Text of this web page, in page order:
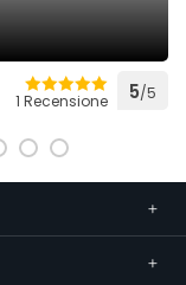
1 Recensione 5/5